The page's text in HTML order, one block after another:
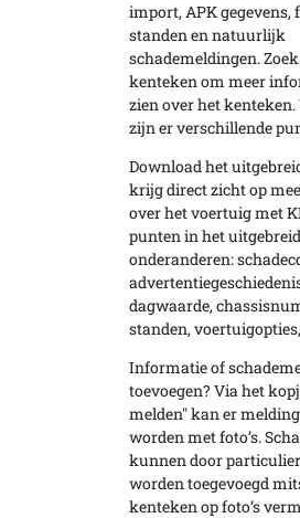
import, APK gegevens,
standen en natuurlijk
schademeldingen.
kenteken om meer
zien over het kenteken.
zijn er verschillende
Download het
krijg direct zicht op
over het voertuig met
punten in het
onderanderen:
dagwaarde,
standen,
Informatie of
toevoegen? Via het
melden" kan er
worden met foto’s.
kunnen door
worden toegevoegd
kenteken op foto’s